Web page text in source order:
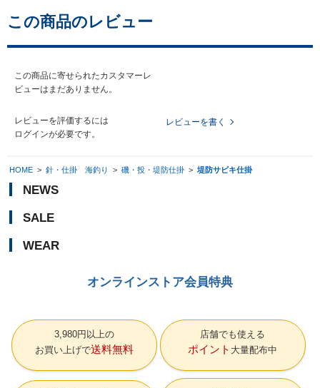
この商品のレビュー
この商品に寄せられたカスタマーレ
ビューはまだありません。
レビューを評価するには
ログインが必要です。
レビューを書く
HOME > 針・仕掛 海釣り > 磯・投・堤防仕掛 > 堤防サビキ仕掛
NEWS
SALE
WEAR
オンラインストア会員特典
3,980円以上の
お買い上げで送料無料
店舗でも使える
ポイント 大量配布中